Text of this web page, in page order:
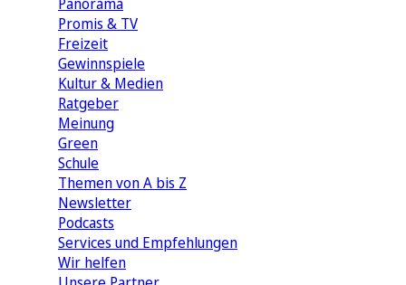
Promis & TV
Freizeit
Gewinnspiele
Kultur & Medien
Ratgeber
Meinung
Green
Schule
Themen von A bis Z
Newsletter
Podcasts
Services und Empfehlungen
Wir helfen